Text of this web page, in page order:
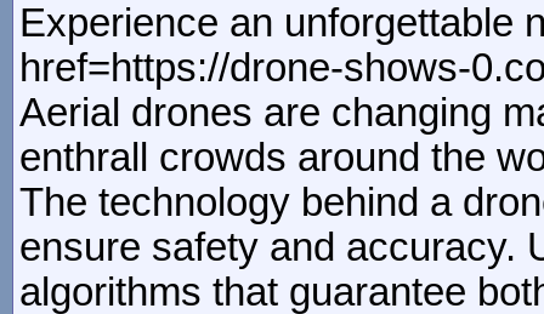
Experience an unforgettable
href=https://drone-shows-
Aerial drones are changing
enthrall crowds around the
The technology behind a
ensure safety and accuracy.
algorithms that guarantee